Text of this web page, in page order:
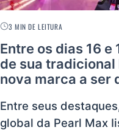
3 MIN DE LEITURA
Entre os dias 16 e
de sua tradicional
nova marca a ser
Entre seus
global da Pearl Max